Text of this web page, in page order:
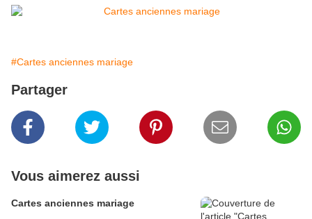
#Cartes anciennes mariage
Partager
Vous aimerez aussi
Cartes anciennes mariage